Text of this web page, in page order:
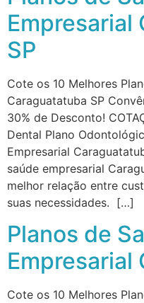
Empresarial
SP
Cote os 10 Melhores
Caraguatatuba SP
30% de Desconto!
Dental Plano
Empresarial
saúde empresarial
melhor relação entre
suas necessidades. […]
Planos de
Empresarial
Cote os 10 Melhores